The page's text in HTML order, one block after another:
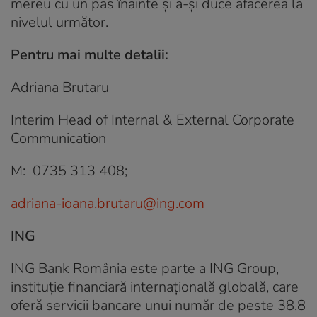
nivelul următor.
Pentru mai multe detalii:
Adriana Brutaru
Interim Head of Internal & External Corporate
Communication
M: 0735 313 408;
adriana-ioana.brutaru@ing.com
ING
ING Bank România este parte a ING Group,
instituție financiară internațională globală, care
oferă servicii bancare unui număr de peste 38,8